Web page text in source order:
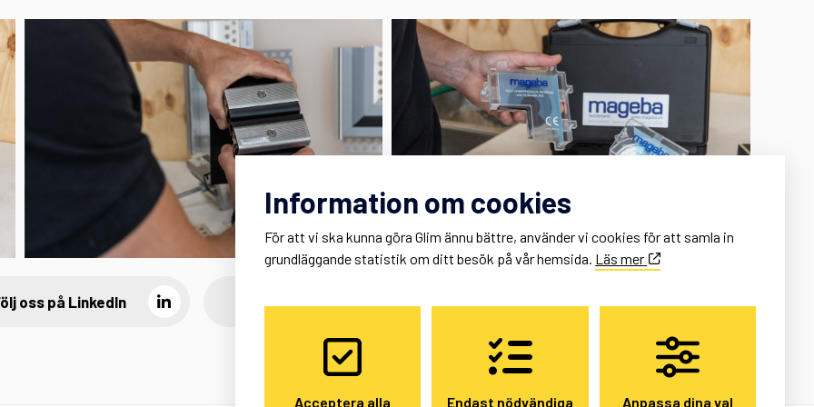
oss på LinkedIn
Information om cookies
För att vi ska kunna göra Glim ännu bättre, använder vi cookies för att samla in
grundläggande statistik om ditt besök på vår hemsida. Läs mer
Acceptera alla Endast nödvändiga Anpassa dina val